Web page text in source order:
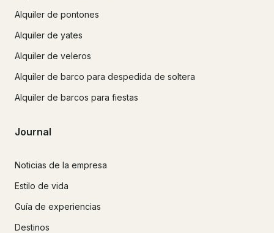
Alquiler de pontones
Alquiler de yates
Alquiler de veleros
Alquiler de barco para despedida de soltera
Alquiler de barcos para fiestas
Journal
Noticias de la empresa
Estilo de vida
Guía de experiencias
Destinos